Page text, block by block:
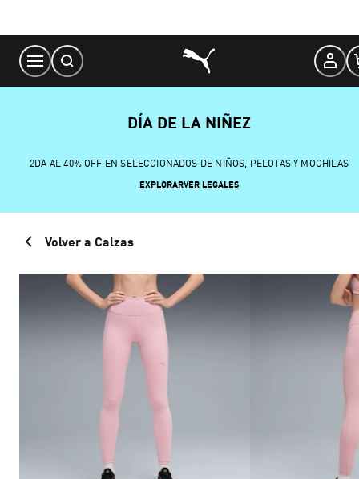
Content
DÍA DE LA NIÑEZ
2DA AL 40% OFF EN SELECCIONADOS DE NIÑOS, PELOTAS Y MOCHILAS
EXPLORARVER LEGALES
Volver a Calzas